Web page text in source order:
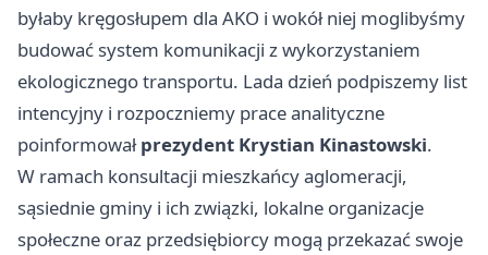
byłaby kręgosłupem dla AKO i wokół niej moglibyśmy
budować system komunikacji z wykorzystaniem
ekologicznego transportu. Lada dzień podpiszemy list
intencyjny i rozpoczniemy prace analityczne
poinformowałprezydent Krystian Kinastowski.
W ramach konsultacji mieszkańcy aglomeracji,
sąsiednie gminy i ich związki, lokalne organizacje
społeczne oraz przedsiębiorcy mogą przekazać swoje